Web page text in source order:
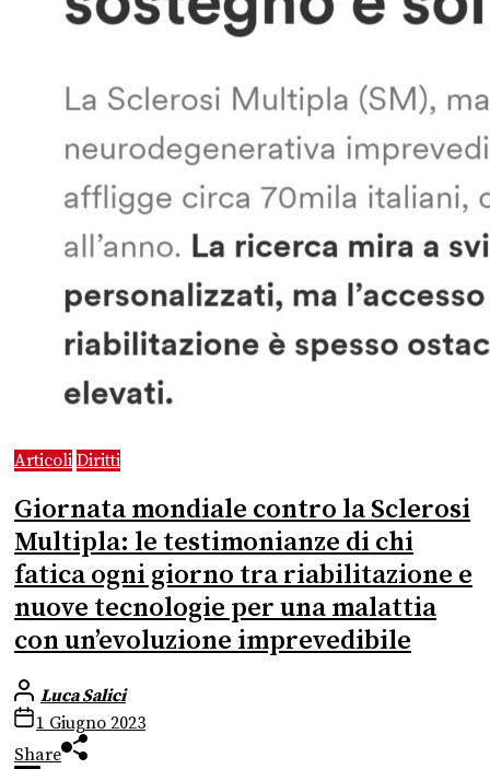
Articoli Diritti
Giornata mondiale contro la Sclerosi
Multipla: le testimonianze di chi
fatica ogni giorno tra riabilitazione e
nuove tecnologie per una malattia
con un’evoluzione imprevedibile
Luca Salici
1 Giugno 2023
Share